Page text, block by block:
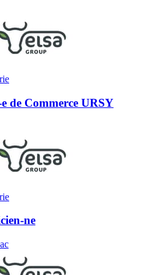
de Commerce URSY
ne